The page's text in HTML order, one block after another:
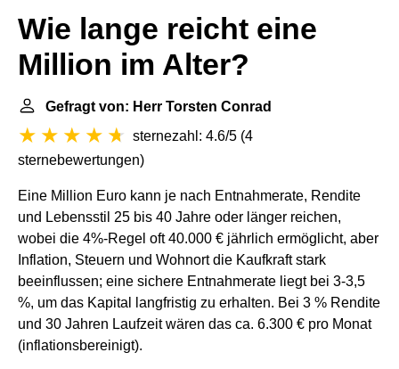
Wie lange reicht eine
Million im Alter?
Gefragt von: Herr Torsten Conrad
sternezahl: 4.6/5 (4
sternebewertungen)
Eine Million Euro kann je nach Entnahmerate, Rendite
und Lebensstil 25 bis 40 Jahre oder länger reichen,
wobei die 4%-Regel oft 40.000 € jährlich ermöglicht, aber
Inflation, Steuern und Wohnort die Kaufkraft stark
beeinflussen; eine sichere Entnahmerate liegt bei 3-3,5
%, um das Kapital langfristig zu erhalten. Bei 3 % Rendite
und 30 Jahren Laufzeit wären das ca. 6.300 € pro Monat
(inflationsbereinigt).